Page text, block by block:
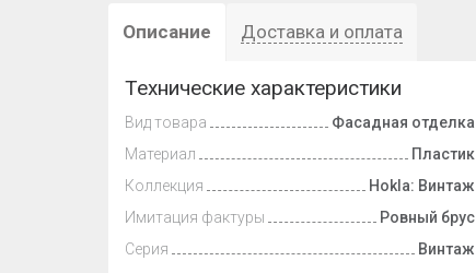
Описание Доставка и оплата
Технические характеристики
Вид товара
Фасадная отделка
Материал
Пластик
Коллекция
Hokla: Винтаж
Имитация фактуры
Ровный брус
Серия
Винтаж